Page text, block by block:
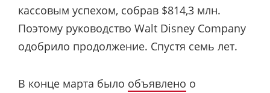
кассовым успехом, собрав $814,3 млн.
Поэтому руководство Walt Disney Company
одобрило продолжение. Спустя семь лет.
В конце марта было объявлено о